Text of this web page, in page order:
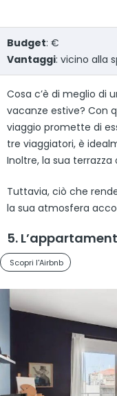
Budget: €
Vantaggi: vicino alla
Cosa c’è di meglio di
vacanze estive? Con
viaggio promette di
tre viaggiatori, è
Inoltre, la sua
Tuttavia, ciò che
la sua atmosfera
5.
Scopri l'Airbnb